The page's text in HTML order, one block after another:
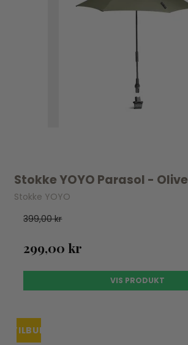
Stokke YOYO Parasol - Olive
Stokke YOYO
399,00 kr
299,00 kr
VIS PRODUKT
TILBUD